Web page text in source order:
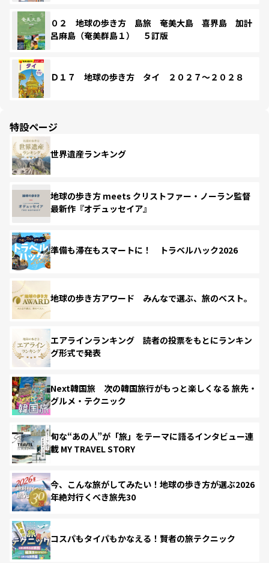
０２ 地球の歩き方 島旅 奄美大島 喜界島 加計
呂麻島（奄美群島１） ５訂版
Ｄ１７ 地球の歩き方 タイ ２０２７～２０２８
特設ページ
世界遺産ランキング
地球の歩き方 meets クリストファー・ノーラン監督
最新作『オデュッセイア』
準備も滞在もスマートに！ トラベルハック2026
地球の歩き方アワード みんなで選ぶ、旅のベスト。
エアラインランキング 読者の投票をもとにランキン
グ形式で発表
Next韓国旅 次の韓国旅行がもっと楽しくなる 旅先・
グルメ・テクニック
旬な“あの人”が「旅」をテーマに語るインタビュー連
載 MY TRAVEL STORY
今、こんな旅がしてみたい！地球の歩き方が選ぶ2026
年絶対行くべき旅先30
コスパもタイパもかなえる！賢者の旅テクニック